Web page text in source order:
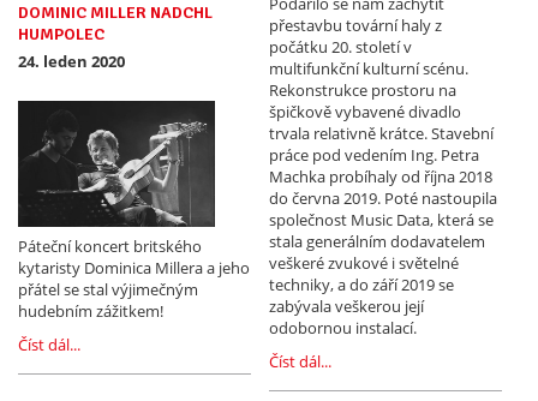
přestavbu tovární haly z
počátku 20. století v
multifunkční kulturní scénu.
Rekonstrukce prostoru na
špičkově vybavené divadlo
trvala relativně krátce. Stavební
práce pod vedením Ing. Petra
Machka probíhaly od října 2018
do června 2019. Poté nastoupila
společnost Music Data, která se
stala generálním dodavatelem
veškeré zvukové i světelné
techniky, a do září 2019 se
zabývala veškerou její
odobornou instalací.
Číst dál...
DOMINIC MILLER NADCHL
HUMPOLEC
24. leden 2020
Páteční koncert britského
kytaristy Dominica Millera a jeho
přátel se stal výjimečným
hudebním zážitkem!
Číst dál...